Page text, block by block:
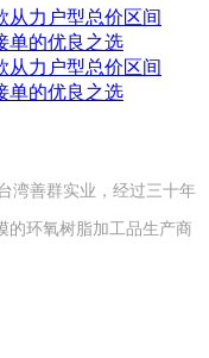
从力户型总价区间
单的优良之选
从力户型总价区间
单的优良之选
湾善群实业，经过三十年
的环氧树脂加工品生产商